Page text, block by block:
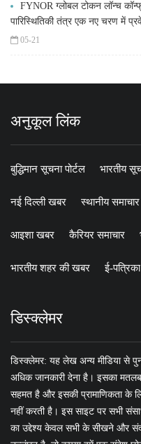
FYNOR ग्लोबल टोकन लॉन्च
पारिस्थितिकी तंत्र एक नए चरण में
05-21
अनुकूल लिंक
बुद्धिमान सूचना पोर्टल भारतीय
नई दिल्ली खबर स्थानीय समाचार
आइशा खबर कैरियर समाचार
भारतीय शहर की खबर ई-पत्रिका
डिस्क्लेमर
डिस्क्लेमर: यह लेख अन्य मीडिया से
अधिक जानकारी देना है। इसका
सहमत है और इसकी प्रामाणिकता के
नहीं करती है। इस साइट पर सभी
का उद्देश्य केवल सभी के सीखने और